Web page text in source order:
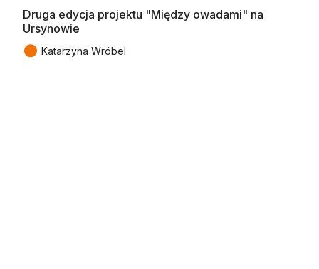
Druga edycja projektu "Między owadami" na
Ursynowie
● Katarzyna Wróbel